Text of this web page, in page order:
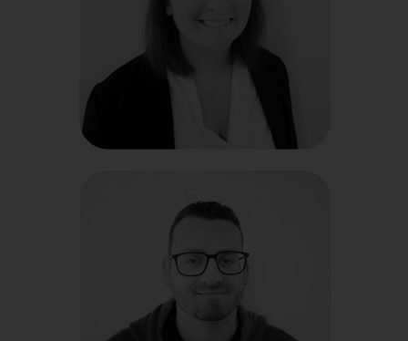
Laure
Vendeur